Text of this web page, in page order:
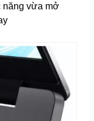
năng vừa mở